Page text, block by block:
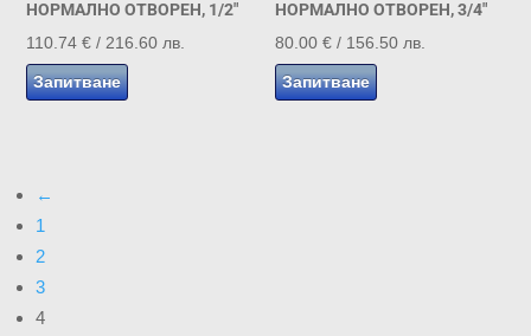
НОРМАЛНО ОТВОРЕН, 1/2″
110.74€ / 216.60 лв.
Запитване
НОРМАЛНО ОТВОРЕН, 3/4″
80.00€ / 156.50 лв.
Запитване
←
1
2
3
4